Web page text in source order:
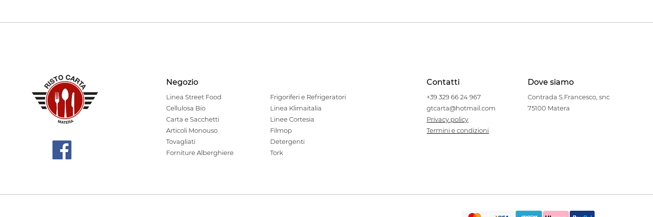
Negozio
Linea Street Food
Cellulosa Bio
Carta e Sacchetti
Articoli Monouso
Tovagliati
Forniture Alberghiere
Frigoriferi e Refrigeratori
Linea Klimaitalia
Linee Cortesia
Filmop
Detergenti
Tork
Contatti Dove siamo
+39 329 66 24 967
gtcarta@hotmail.com
Privacy policy
Termini e condizioni
Contrada S.Francesco, snc
75100 Matera